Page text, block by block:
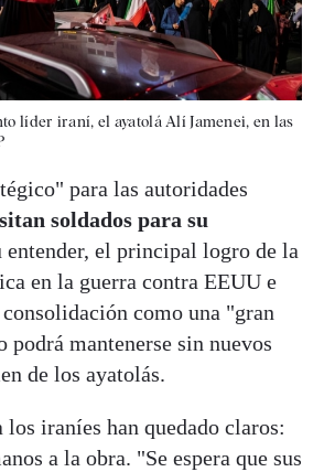
líder iraní, el ayatolá Alí Jamenei, en las
para las autoridades
soldados para su
entender, el principal logro de la
en la guerra contra EEUU e
como una "gran
podrá mantenerse sin nuevos
de los ayatolás.
los iraníes han quedado claros:
a la obra. "Se espera que sus